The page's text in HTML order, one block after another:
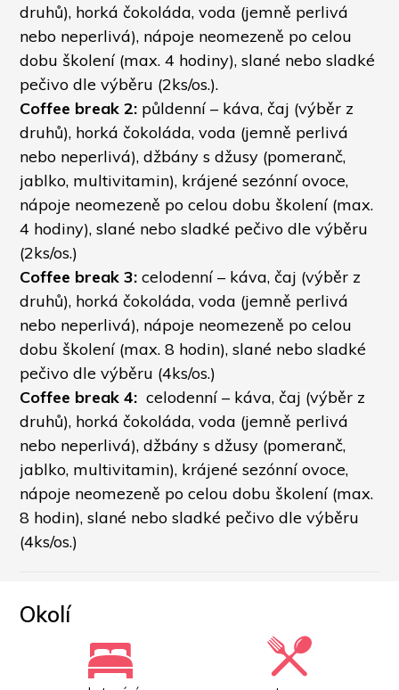
druhů), horká čokoláda, voda (jemně perlivá
nebo neperlivá), nápoje neomezeně po celou
dobu školení (max. 4 hodiny), slané nebo sladké
pečivo dle výběru (2ks/os.).
Coffee break 2: půldenní – káva, čaj (výběr z
druhů), horká čokoláda, voda (jemně perlivá
nebo neperlivá), džbány s džusy (pomeranč,
jablko, multivitamin), krájené sezónní ovoce,
nápoje neomezeně po celou dobu školení (max.
4 hodiny), slané nebo sladké pečivo dle výběru
(2ks/os.)
Coffee break 3: celodenní – káva, čaj (výběr z
druhů), horká čokoláda, voda (jemně perlivá
nebo neperlivá), nápoje neomezeně po celou
dobu školení (max. 8 hodin), slané nebo sladké
pečivo dle výběru (4ks/os.)
Coffee break 4: celodenní – káva, čaj (výběr z
druhů), horká čokoláda, voda (jemně perlivá
nebo neperlivá), džbány s džusy (pomeranč,
jablko, multivitamin), krájené sezónní ovoce,
nápoje neomezeně po celou dobu školení (max.
8 hodin), slané nebo sladké pečivo dle výběru
(4ks/os.)
Okolí